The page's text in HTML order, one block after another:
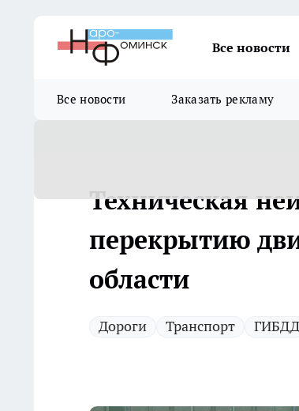
Все новости
Все новости Заказать рекламу
Техническая
перекрытию
области
Дороги Транспорт ГИБДД